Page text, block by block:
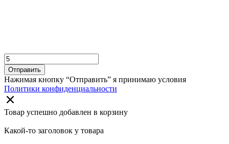
Отправить
Нажимая кнопку “Отправить” я принимаю условия
Политики конфиденциальности
Товар успешно добавлен в корзину
Какой-то заголовок у товара